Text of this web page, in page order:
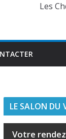
Les
LE SALON DU
Votre